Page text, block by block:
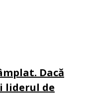
Dacă
liderul de